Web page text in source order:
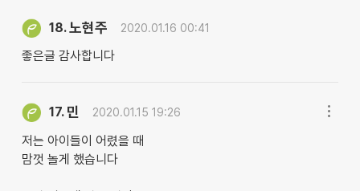
18.노현주 2020.01.16 00:41
좋은글 감사합니다
17. 민 2020.01.15 19:26
저는 아이들이 어렸을 때
맘껏 놀게 했습니다